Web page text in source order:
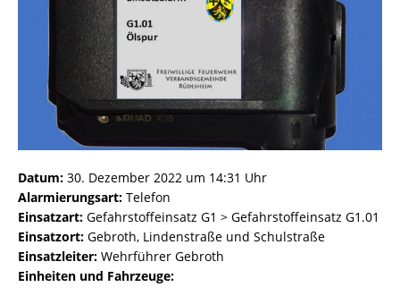
Datum: 30. Dezember 2022 um 14:31 Uhr
Alarmierungsart: Telefon
Einsatzart: Gefahrstoffeinsatz G1 > Gefahrstoffeinsatz G1.01
Einsatzort: Gebroth, Lindenstraße und Schulstraße
Einsatzleiter: Wehrführer Gebroth
Einheiten und Fahrzeuge: